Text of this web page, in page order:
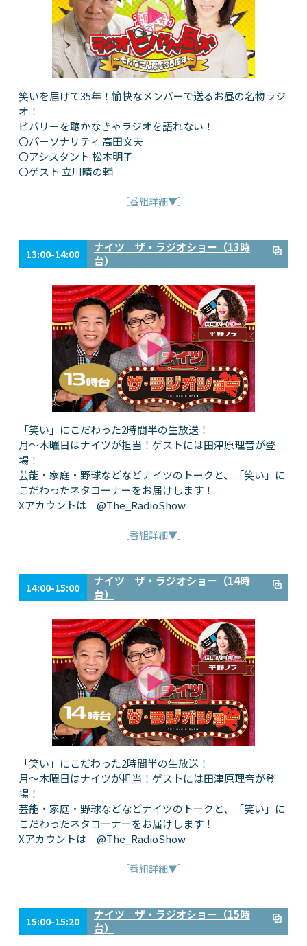
笑いを届けて35年！愉快なメンバーで送るお昼の名物ラジ
オ！
ビバリーを聴かなきゃラジオを語れない！
〇パーソナリティ 高田文夫
〇アシスタント 松本明子
〇ゲスト 立川晴の輔
［番組詳細▼］
13:00-14:00
ナイツ ザ・ラジオショー（13時
台）
「笑い」にこだわった2時間半の生放送！
月～木曜日はナイツが担当！ゲストには田津原理音が登
場！
芸能・家庭・野球などなどナイツのトークと、「笑い」に
こだわったネタコーナーをお届けします！
Xアカウントは @The_RadioShow
［番組詳細▼］
14:00-15:00
ナイツ ザ・ラジオショー（14時
台）
「笑い」にこだわった2時間半の生放送！
月～木曜日はナイツが担当！ゲストには田津原理音が登
場！
芸能・家庭・野球などなどナイツのトークと、「笑い」に
こだわったネタコーナーをお届けします！
Xアカウントは @The_RadioShow
［番組詳細▼］
15:00-15:20
ナイツ ザ・ラジオショー（15時
台）